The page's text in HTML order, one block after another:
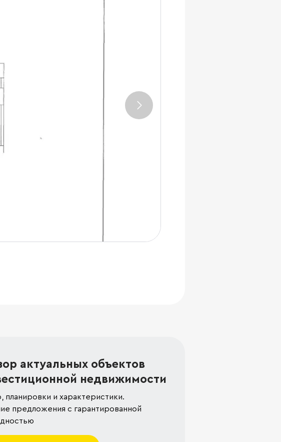
актуальных объектов
недвижимости
планировки и характеристики.
предложения с гарантированной